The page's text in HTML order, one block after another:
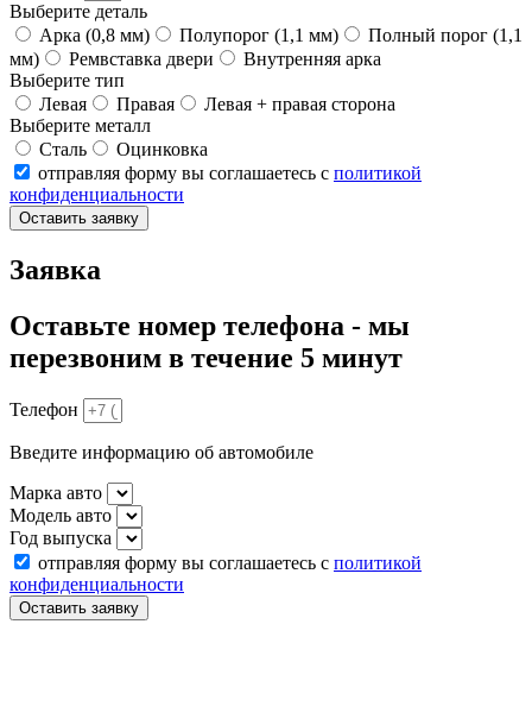
Выберите деталь
Арка (0,8 мм)
Полупорог (1,1 мм)
Полный порог (1,1
мм)
Ремвставка двери
Внутренняя арка
Выберите тип
Левая
Правая
Левая + правая сторона
Выберите металл
Сталь
Оцинковка
отправляя форму вы соглашаетесь с политикой
конфиденциальности
Оставить заявку
Заявка
Оставьте номер телефона - мы
перезвоним в течение 5 минут
Телефон
Введите информацию об автомобиле
Марка авто
Модель авто
Год выпуска
отправляя форму вы соглашаетесь с политикой
конфиденциальности
Оставить заявку